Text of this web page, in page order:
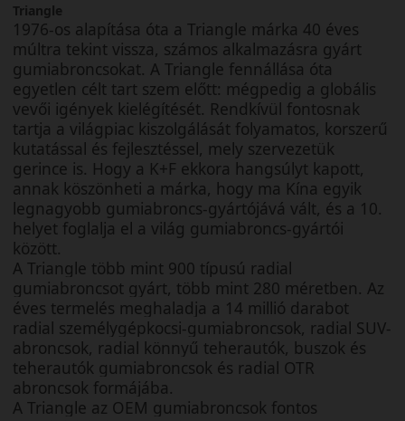
Triangle
1976-os alapítása óta a Triangle márka 40 éves
múltra tekint vissza, számos alkalmazásra gyárt
gumiabroncsokat. A Triangle fennállása óta
egyetlen célt tart szem előtt: mégpedig a globális
vevői igények kielégítését. Rendkívül fontosnak
tartja a világpiac kiszolgálását folyamatos, korszerű
kutatással és fejlesztéssel, mely szervezetük
gerince is. Hogy a K+F ekkora hangsúlyt kapott,
annak köszönheti a márka, hogy ma Kína egyik
legnagyobb gumiabroncs-gyártójává vált, és a 10.
helyet foglalja el a világ gumiabroncs-gyártói
között.
A Triangle több mint 900 típusú radial
gumiabroncsot gyárt, több mint 280 méretben. Az
éves termelés meghaladja a 14 millió darabot
radial személygépkocsi-gumiabroncsok, radial SUV-
abroncsok, radial könnyű teherautók, buszok és
teherautók gumiabroncsok és radial OTR
abroncsok formájába.
A Triangle az OEM gumiabroncsok fontos